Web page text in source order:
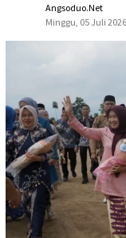
Angsoduo.net
Minggu, 05 Juli